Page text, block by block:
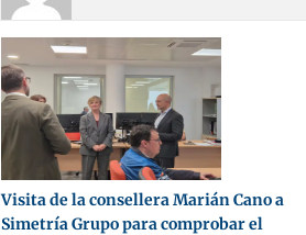
Visita de la consellera Marián Cano a
Simetría Grupo para comprobar el